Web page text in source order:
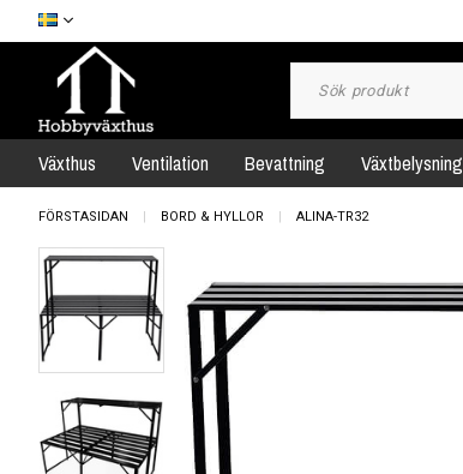
Växthus Ventilation Bevattning Växtbelysning
FÖRSTASIDAN BORD & HYLLOR ALINA-TR32